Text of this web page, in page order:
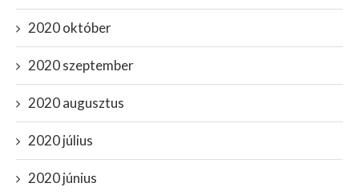
2020 október
2020 szeptember
2020 augusztus
2020 július
2020 június